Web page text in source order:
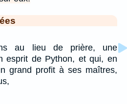
au lieu de prière, une
esprit de Python, et qui, en
grand profit à ses maîtres,